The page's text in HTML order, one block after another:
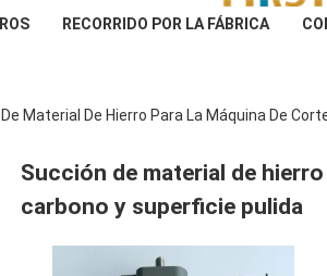
RECORRIDO POR LA FÁBRICA
Material De Hierro Para La Máquina De
Succión de material de
carbono y superficie pulida